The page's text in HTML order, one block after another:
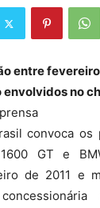
entre fevereiro
envolvidos no
convoca os
GT e
de 2011 e